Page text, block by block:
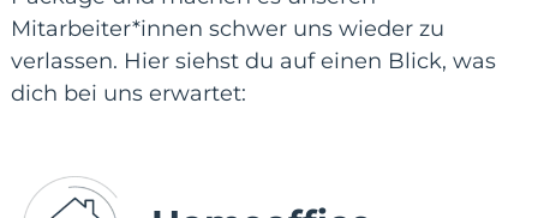
Mitarbeiter*innen schwer uns wieder zu
verlassen. Hier siehst du auf einen Blick, was
dich bei uns erwartet: